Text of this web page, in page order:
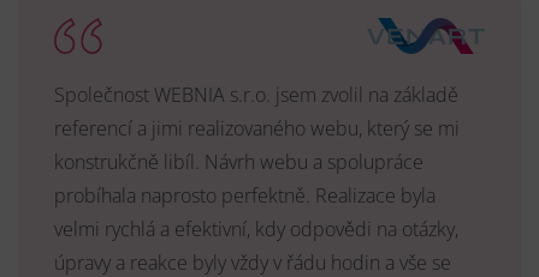
Společnost WEBNIA s.r.o. jsem zvolil na základě
referencí a jimi realizovaného webu, který se mi
konstrukčně libíl. Návrh webu a spolupráce
probíhala naprosto perfektně. Realizace byla
velmi rychlá a efektivní, kdy odpovědi na otázky,
úpravy a reakce byly vždy v řádu hodin a vše se